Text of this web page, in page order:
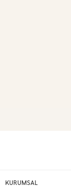
KURUMSAL